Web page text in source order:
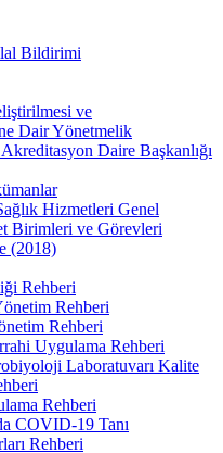
Bildirimi
ve
Dair Yönetmelik
Daire Başkanlığı
Hizmetleri Genel
Birimleri ve Görevleri
(2018)
Rehberi
Rehberi
Rehberi
Uygulama Rehberi
Laboratuvarı Kalite
Rehberi
COVID-19 Tanı
Rehberi